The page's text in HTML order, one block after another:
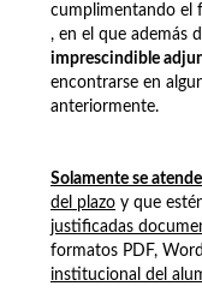
cumplimentando el
, en el que además
imprescindible
encontrarse en
anteriormente.
Solamente se
del plazo y que
justificadas
formatos PDF,
institucional del